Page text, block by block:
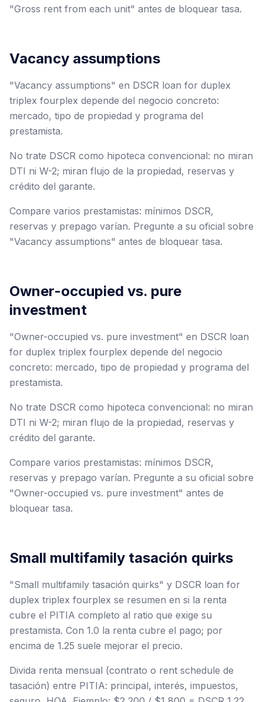
"Gross rent from each unit" antes de bloquear tasa.
Vacancy assumptions
"Vacancy assumptions" en DSCR loan for duplex
triplex fourplex depende del negocio concreto:
mercado, tipo de propiedad y programa del
prestamista.
No trate DSCR como hipoteca convencional: no miran
DTI ni W-2; miran flujo de la propiedad, reservas y
crédito del garante.
Compare varios prestamistas: mínimos DSCR,
reservas y prepago varían. Pregunte a su oficial sobre
"Vacancy assumptions" antes de bloquear tasa.
Owner-occupied vs. pure
investment
"Owner-occupied vs. pure investment" en DSCR loan
for duplex triplex fourplex depende del negocio
concreto: mercado, tipo de propiedad y programa del
prestamista.
No trate DSCR como hipoteca convencional: no miran
DTI ni W-2; miran flujo de la propiedad, reservas y
crédito del garante.
Compare varios prestamistas: mínimos DSCR,
reservas y prepago varían. Pregunte a su oficial sobre
"Owner-occupied vs. pure investment" antes de
bloquear tasa.
Small multifamily tasación quirks
"Small multifamily tasación quirks" y DSCR loan for
duplex triplex fourplex se resumen en si la renta
cubre el PITIA completo al ratio que exige su
prestamista. Con 1.0 la renta cubre el pago; por
encima de 1.25 suele mejorar el precio.
Divida renta mensual (contrato o rent schedule de
tasación) entre PITIA: principal, interés, impuestos,